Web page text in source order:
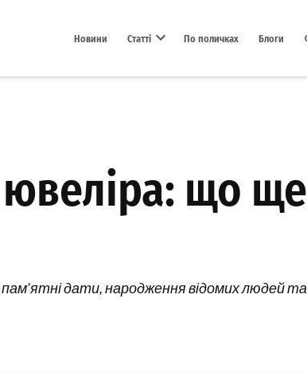
Новини Статті По поличках Блоги
що
дати, народження відомих людей та